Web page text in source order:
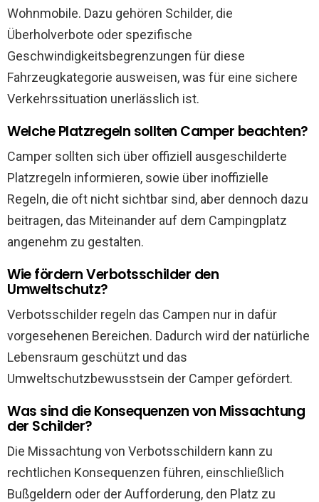
Wohnmobile. Dazu gehören Schilder, die
Überholverbote oder spezifische
Geschwindigkeitsbegrenzungen für diese
Fahrzeugkategorie ausweisen, was für eine sichere
Verkehrssituation unerlässlich ist.
Welche Platzregeln sollten Camper beachten?
Camper sollten sich über offiziell ausgeschilderte
Platzregeln informieren, sowie über inoffizielle
Regeln, die oft nicht sichtbar sind, aber dennoch dazu
beitragen, das Miteinander auf dem Campingplatz
angenehm zu gestalten.
Wie fördern Verbotsschilder den
Umweltschutz?
Verbotsschilder regeln das Campen nur in dafür
vorgesehenen Bereichen. Dadurch wird der natürliche
Lebensraum geschützt und das
Umweltschutzbewusstsein der Camper gefördert.
Was sind die Konsequenzen von Missachtung
der Schilder?
Die Missachtung von Verbotsschildern kann zu
rechtlichen Konsequenzen führen, einschließlich
Bußgeldern oder der Aufforderung, den Platz zu